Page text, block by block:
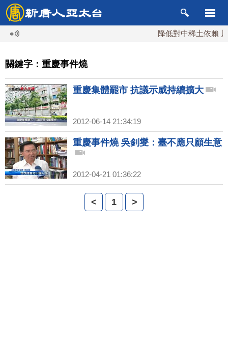
降低對中稀土依賴 川
關鍵字：重慶事件燒
重慶集體罷市 抗議示威持續擴大
2012-06-14 21:34:19
重慶事件燒 吳釗燮：臺不應只顧生意
2012-04-21 01:36:22
< 1 >